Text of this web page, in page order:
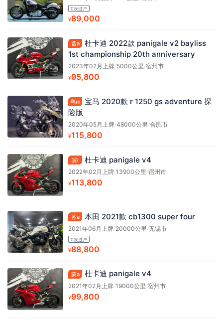
0次过户
¥89,000
晋a
杜卡迪 2022款 panigale v2 bayliss
1st championship 20th anniversary
2023年02月上牌/5000公里 /宿州市
¥95,800
粤m
宝马 2020款 r 1250 gs adventure 探
险版
2020年05月上牌/48000公里 /合肥市
¥115,800
皖l 杜卡迪 panigale v4
2022年02月上牌/13900公里 /宿州市
¥113,800
苏a 本田 2021款 cb1300 super four
2021年06月上牌/20000公里 /无锡市
0次过户
¥88,800
蒙a 杜卡迪 panigale v4
2021年02月上牌/19000公里 /宿州市
¥99,800